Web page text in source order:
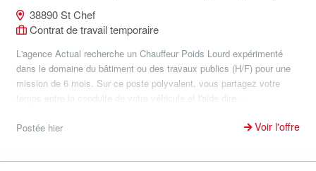
38890 St Chef
Contrat de travail temporaire
L'agence Actual recherche un Chauffeur Poids Lourd expérimenté
dans le domaine du bâtiment ou des travaux publics (H/F) pour une
mission de 6 mois. Sur ce poste polyvalent, vous partagez votre
temps entre la conduite de votre véhicule et l'aide dire...
Postée hier Voir l'offre